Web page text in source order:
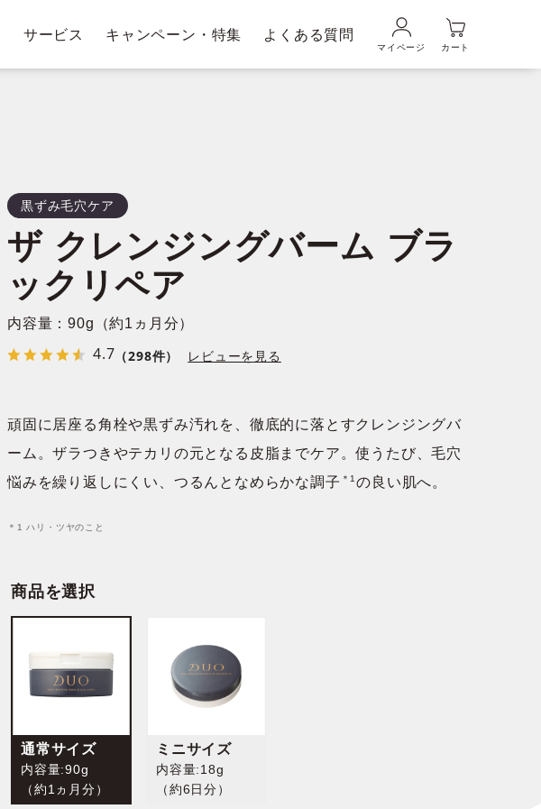
化粧水・乳液 美容液
サービス キャンペーン・特集 よくある質問
マイページ カート
黒ずみ毛穴ケア
ザ クレンジングバーム ブラ
ックリペア
内容量：90g（約1ヵ月分）
4.7 （298件） レビューを見る
頑固に居座る角栓や黒ずみ汚れを、徹底的に落とすクレンジングバ
ーム。ザラつきやテカリの元となる皮脂までケア。使うたび、毛穴
悩みを繰り返しにくい、つるんとなめらかな調子 ＊1 の良い肌へ。
＊1 ハリ・ツヤのこと
商品を選択
通常サイズ
内容量:90g
（約1ヵ月分）
ミニサイズ
内容量:18g
（約6日分）